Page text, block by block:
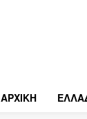
ΑΡΧΙΚΗ